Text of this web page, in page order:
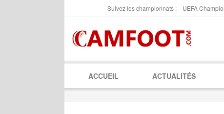
Suivez les championnats : UEFA
ACCUEIL ACTUALITÉS